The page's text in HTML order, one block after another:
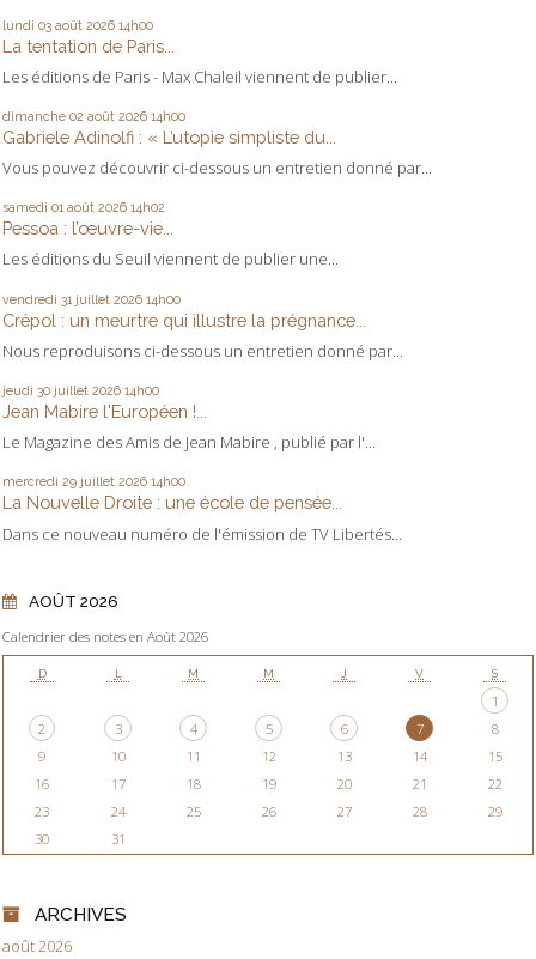
lundi 03 août 2026 14h00
La tentation de Paris...
Les éditions de Paris - Max Chaleil viennent de publier...
dimanche 02 août 2026 14h00
Gabriele Adinolfi : « L’utopie simpliste du...
Vous pouvez découvrir ci-dessous un entretien donné par...
samedi 01 août 2026 14h02
Pessoa : l’œuvre-vie...
Les éditions du Seuil viennent de publier une...
vendredi 31 juillet 2026 14h00
Crépol : un meurtre qui illustre la prégnance...
Nous reproduisons ci-dessous un entretien donné par...
jeudi 30 juillet 2026 14h00
Jean Mabire l'Européen !...
Le Magazine des Amis de Jean Mabire , publié par l'...
mercredi 29 juillet 2026 14h00
La Nouvelle Droite : une école de pensée...
Dans ce nouveau numéro de l'émission de TV Libertés...
AOÛT 2026
Calendrier des notes en Août 2026
D L M M J V S
1
2
3 4 5 6 7
8
9
10 11 12 13 14
15
16
17 18 19 20 21
22
23
24 25 26 27 28
29
30
31
ARCHIVES
août 2026